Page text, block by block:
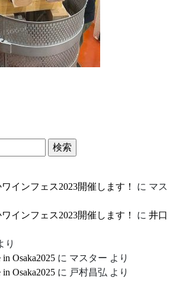
インフェス2023開催します！
に マス
インフェス2023開催します！
に 井口
り
in Osaka2025 に マスター より
in Osaka2025 に 戸村昌弘 より